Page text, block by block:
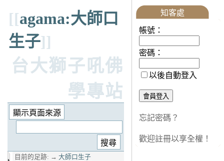
[[agama:大師口
生子]]
台大獅子吼佛
學專站
目前的足跡: → 大師口生子
知客處
帳號：
密碼：
以後自動登入
忘記密碼？
歡迎註冊以享全權！